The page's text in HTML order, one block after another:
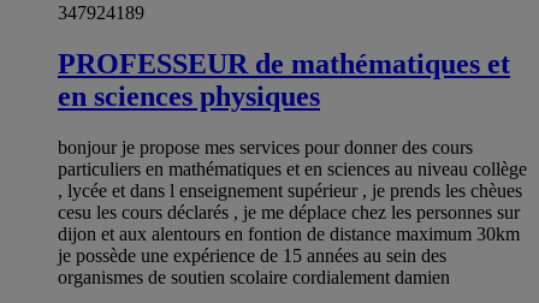
347924189
PROFESSEUR de mathématiques et
en sciences physiques
bonjour je propose mes services pour donner des cours
particuliers en mathématiques et en sciences au niveau collège
, lycée et dans l enseignement supérieur , je prends les chèues
cesu les cours déclarés , je me déplace chez les personnes sur
dijon et aux alentours en fontion de distance maximum 30km
je possède une expérience de 15 années au sein des
organismes de soutien scolaire cordialement damien